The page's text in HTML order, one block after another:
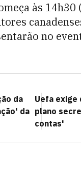
às
no
da
da
Uefa exige
plano
contas'